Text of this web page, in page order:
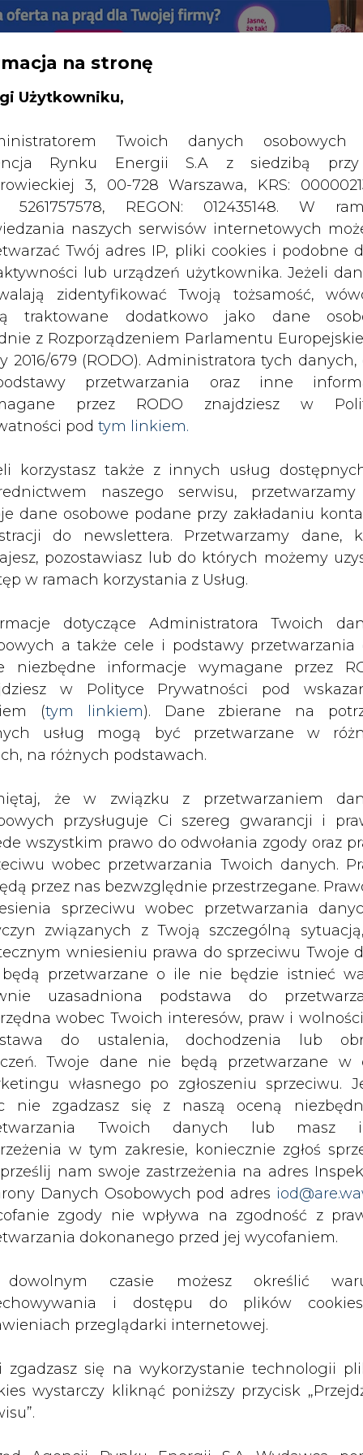
ZMIANY KADROWE NA RYNKU
na stronę
Użytkowniku,
Twoich danych osobowych
Rynku Energii S.A z siedzibą
3, 00-728 Warszawa, KRS:
5261757578, REGON: 012435148. W
naszych serwisów internetowych
Twój adres IP, pliki cookies i podobne
lub urządzeń użytkownika. Jeżeli
zidentyfikować Twoją tożsamość,
traktowane dodatkowo jako dane
z Rozporządzeniem Parlamentu
2016/679 (RODO). Administratora tych danych,
przetwarzania oraz inne
przez RODO znajdziesz w
pod tym linkiem.
korzystasz także z innych usług
naszego serwisu,
dane osobowe podane przy zakładaniu
do newslettera. Przetwarzamy dane,
pozostawiasz lub do których możemy
w ramach korzystania z Usług.
dotyczące Administratora Twoich
a także cele i podstawy przetwarzania
niezbędne informacje wymagane przez
w Polityce Prywatności pod
(tym linkiem). Dane zbierane na
usług mogą być przetwarzane w
na różnych podstawach.
że w związku z przetwarzaniem
przysługuje Ci szereg gwarancji i
wszystkim prawo do odwołania zgody oraz
wobec przetwarzania Twoich danych.
przez nas bezwzględnie przestrzegane.
sprzeciwu wobec przetwarzania
związanych z Twoją szczególną
wniesieniu prawa do sprzeciwu Twoje
przetwarzane o ile nie będzie istnieć
uzasadniona podstawa do
wobec Twoich interesów, praw i
do ustalenia, dochodzenia lub
Twoje dane nie będą przetwarzane w
własnego po zgłoszeniu sprzeciwu.
nie zgadzasz się z naszą oceną
Twoich danych lub masz
w tym zakresie, koniecznie zgłoś
prześlij nam swoje zastrzeżenia na adres
Danych Osobowych pod adres
zgody nie wpływa na zgodność z
dokonanego przed jej wycofaniem.
czasie możesz określić
i dostępu do plików
przeglądarki internetowej.
zgadzasz się na wykorzystanie technologii
wystarczy kliknąć poniższy przycisk
mieć 280-391 mln zł zysku w II kw. 2011 r.
drukuj skomentuj udostępnij:
mieć 280-391 mln zł
odnotować 280-391 mln zł
na poziomie 316 mln zł
prognozują analitycy ankietowani
25 sierpnia.
w prognozie szacują, że przychody
na poziomie 7.210 mln zł, wobec
skonsolidowany wynik operacyjny w
poziomie 318 mln zł zysku wobec 292 mln zł
rynkowych marż przerobowych i sytuację
rafineryjnego powinny być wspierane
EBIT z tego obszaru na poziomie 300 mln
nie spodziewają się już znacznych
Artykuł powstał bez wsparcia narzędzi sztucznej
inteligencji. Wydawca portalu CIRE zgadza się na
publikacji do szkoleń treningowych LLM.